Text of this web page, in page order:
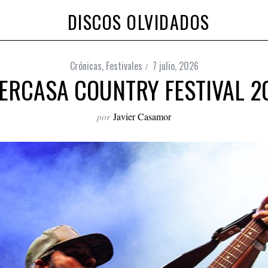
DISCOS OLVIDADOS
Crónicas, Festivales 7 julio, 2026
COUNTRY FESTIVAL
por Javier Casamor